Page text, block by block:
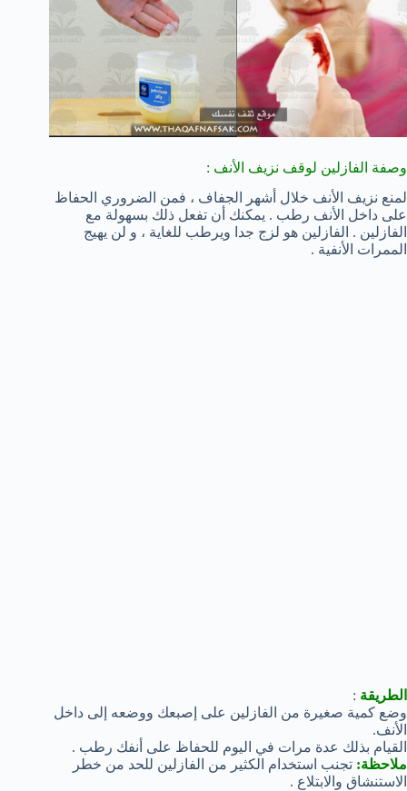
وصفة الفازلين لوقف نزيف الأنف :
لمنع نزيف الأنف خلال أشهر الجفاف ، فمن الضروري الحفاظ
على داخل الأنف رطب . يمكنك أن تفعل ذلك بسهولة مع
الفازلين . الفازلين هو لزج جدا ويرطب للغاية ، و لن يهيج
الممرات الأنفية .
الطريقة :
وضع كمية صغيرة من الفازلين على إصبعك ووضعه إلى داخل
الأنف.
القيام بذلك عدة مرات في اليوم للحفاظ على أنفك رطب .
ملاحظة: تجنب استخدام الكثير من الفازلين للحد من خطر
الاستنشاق والابتلاع .